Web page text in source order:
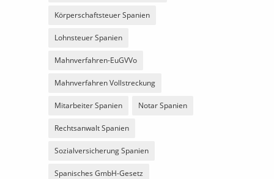
Körperschaftsteuer Spanien
Lohnsteuer Spanien
Mahnverfahren-EuGVVo
Mahnverfahren Vollstreckung
Mitarbeiter Spanien Notar Spanien
Rechtsanwalt Spanien
Sozialversicherung Spanien
Spanisches GmbH-Gesetz